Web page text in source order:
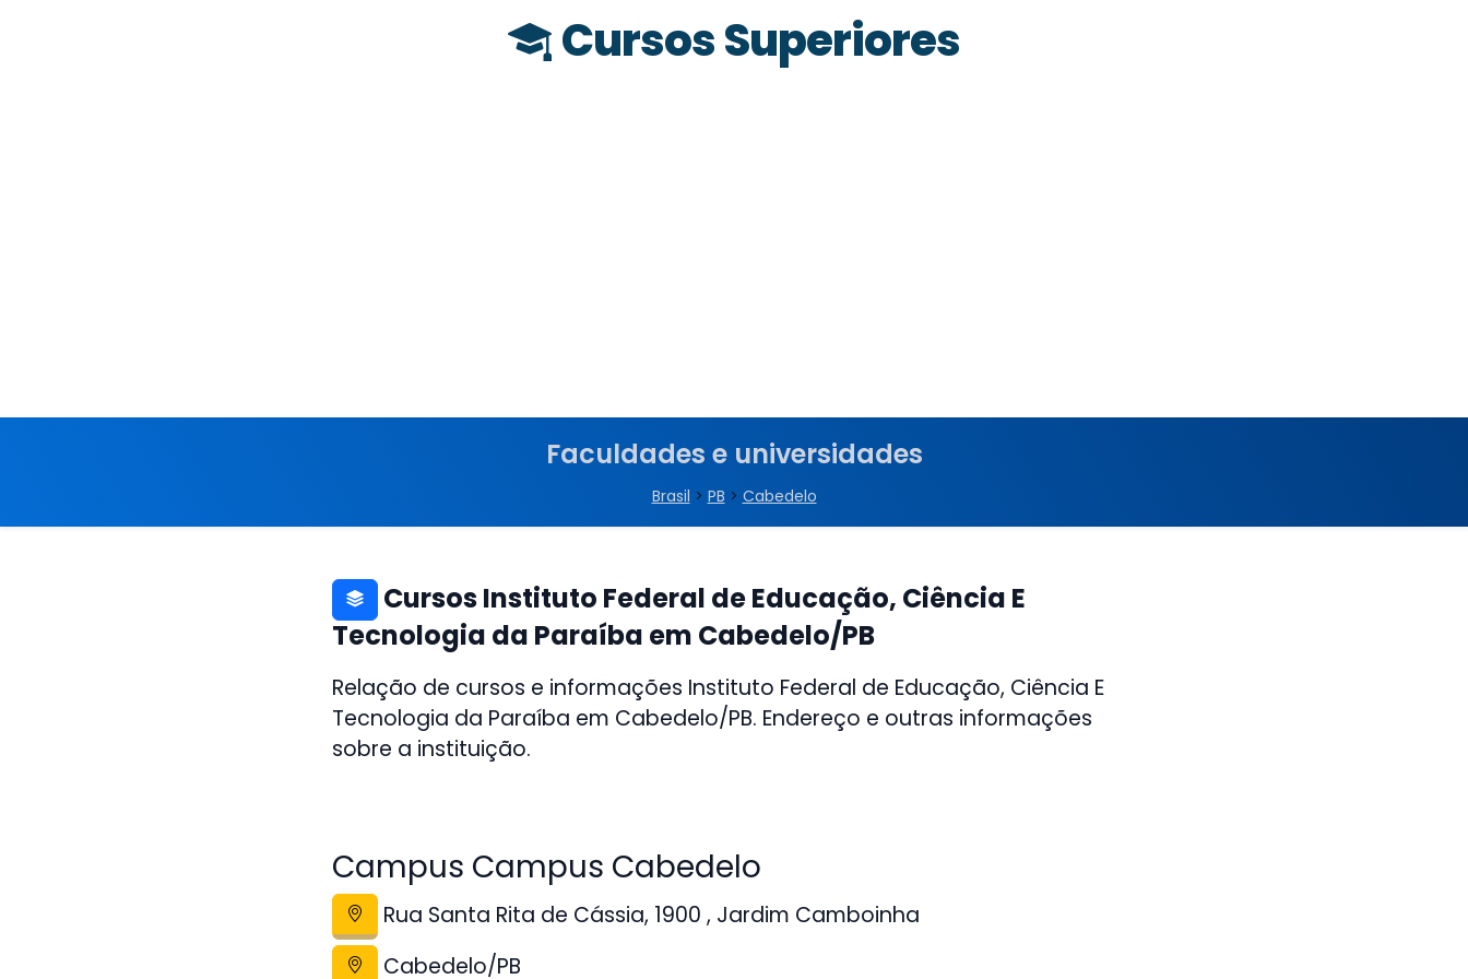
Cursos Superiores
Faculdades e universidades
Brasil > PB > Cabedelo
Cursos Instituto Federal de Educação, Ciência E
Tecnologia da Paraíba em Cabedelo/PB
Relação de cursos e informações Instituto Federal de Educação, Ciência E
Tecnologia da Paraíba em Cabedelo/PB. Endereço e outras informações
sobre a instituição.
Campus Campus Cabedelo
Rua Santa Rita de Cássia, 1900 , Jardim Camboinha
Cabedelo/PB